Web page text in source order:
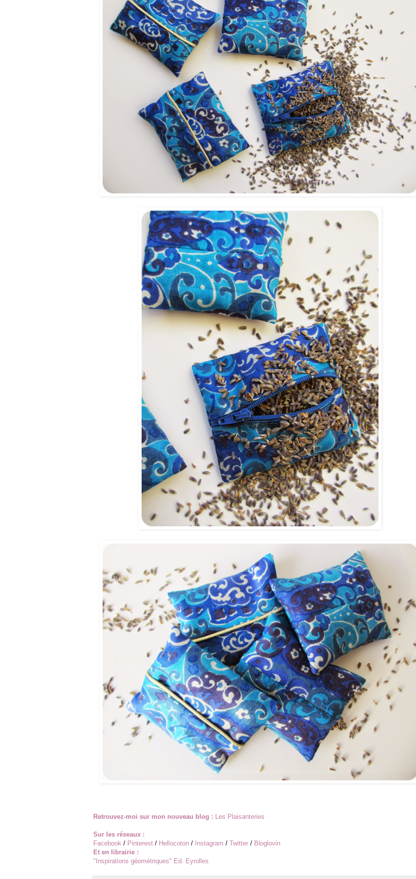
Retrouvez-moi sur mon nouveau blog : Les Plaisanteries
Sur les réseaux :
Facebook / Pinterest / Hellocoton / Instagram / Twitter / Bloglovin
Et en librairie :
"Inspirations géométriques" Ed. Eyrolles